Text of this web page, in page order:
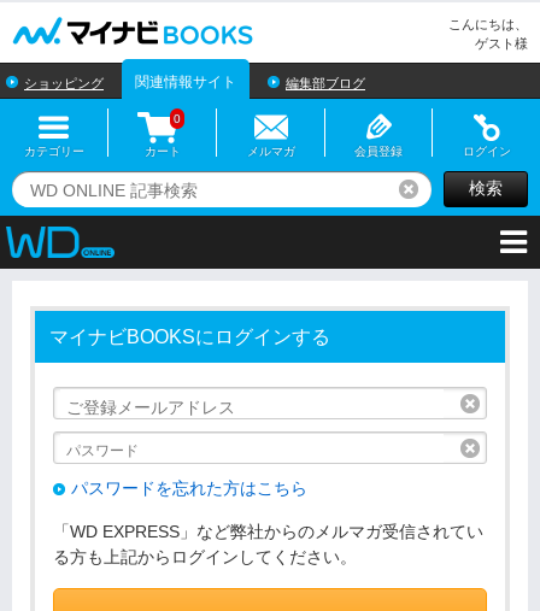
こんにちは、
ゲスト様
ショッピング 関連情報サイト 編集部ブログ
カテゴリー カート
0
メルマガ 会員登録 ログイン
リセット検索
マイナビBOOKSにログインする
パスワードを忘れた方はこちら
「WD EXPRESS」など弊社からのメルマガ受信されてい
る方も上記からログインしてください。